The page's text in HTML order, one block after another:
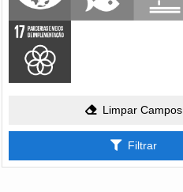
Limpar Campos
Filtrar